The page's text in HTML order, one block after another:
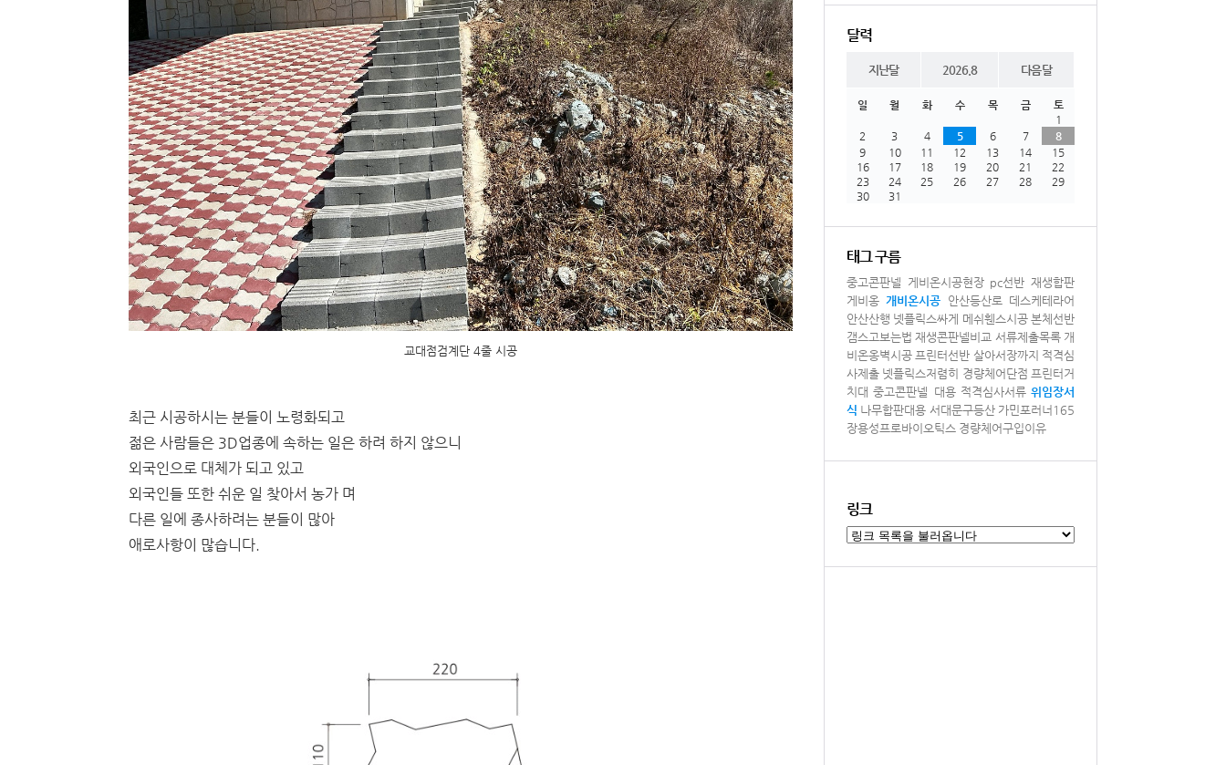
교대점검계단 4줄 시공
최근 시공하시는 분들이 노령화되고
젊은 사람들은 3D업종에 속하는 일은 하려 하지 않으니
외국인으로 대체가 되고 있고
외국인들 또한 쉬운 일 찾아서 농가 며
다른 일에 종사하려는 분들이 많아
애로사항이 많습니다.
달력
지난달 2026.8 다음달
일 월 화 수 목 금
토
1
2
3 4 5 6 7
8
9
10 11 12 13 14
15
16
17 18 19 20 21
22
23
24 25 26 27 28
29
30
31
태그 구름
중고콘판넬 게비온시공현장 pc선반 재생합판
게비옹 개비온시공 안산등산로 데스케테라어
안산산행 넷플릭스싸게 메쉬휀스시공 본체선반
갬스고보는법 재생콘판넬비교 서류제출목록 개
비온옹벽시공 프린터선반 살아서장까지 적격심
사제출 넷플릭스저렴히 경량체어단점 프린터거
치대 중고콘판넬 대용 적격심사서류 위임장서
식 나무합판대용 서대문구등산 가민포러너165
장용성프로바이오틱스 경량체어구입이유
링크